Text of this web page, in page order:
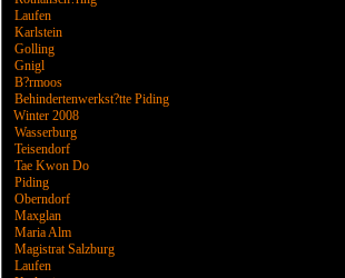
Laufen
Karlstein
Golling
Gnigl
B?rmoos
Behindertenwerkst?tte Piding
Winter 2008
Wasserburg
Teisendorf
Tae Kwon Do
Piding
Oberndorf
Maxglan
Maria Alm
Magistrat Salzburg
Laufen